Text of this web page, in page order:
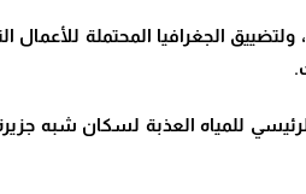
الجغرافيا المحتملة للأعمال
.
للمياه العذبة لسكان شبه